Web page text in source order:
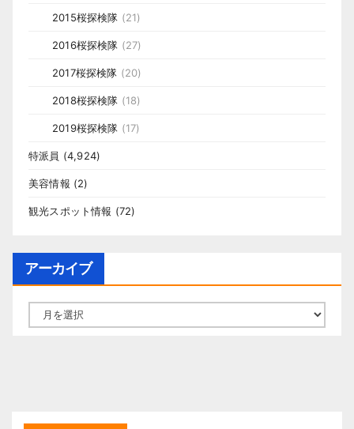
2015桜探検隊 (21)
2016桜探検隊 (27)
2017桜探検隊 (20)
2018桜探検隊 (18)
2019桜探検隊 (17)
特派員 (4,924)
美容情報 (2)
観光スポット情報 (72)
アーカイブ
ー